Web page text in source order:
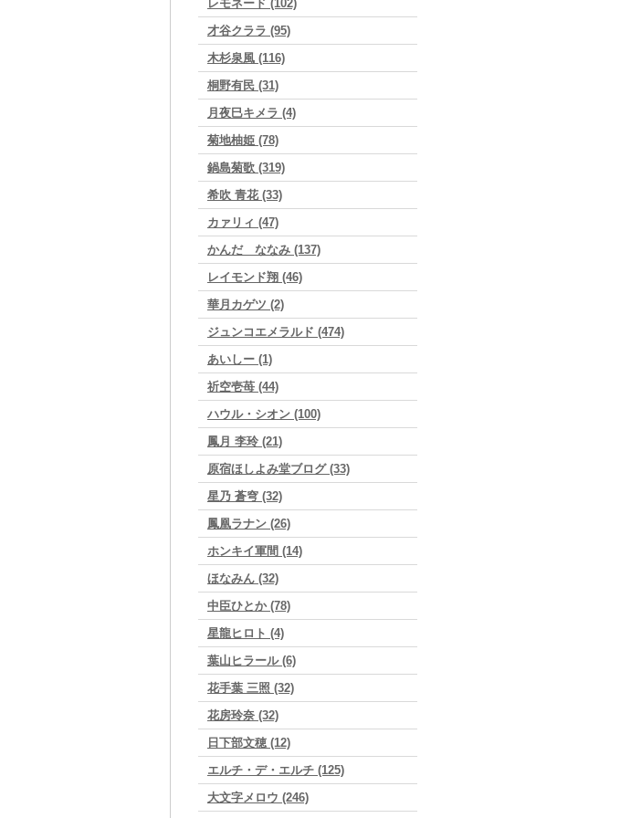
レモネード (102)
才谷クララ (95)
木杉泉風 (116)
桐野有民 (31)
月夜巳キメラ (4)
菊地柚姫 (78)
鍋島菊歌 (319)
希吹 青花 (33)
カァリィ (47)
かんだ ななみ (137)
レイモンド翔 (46)
華月カゲツ (2)
ジュンコエメラルド (474)
あいしー (1)
祈空壱苺 (44)
ハウル・シオン (100)
鳳月 李玲 (21)
原宿ほしよみ堂ブログ (33)
星乃 蒼穹 (32)
鳳凰ラナン (26)
ホンキイ軍間 (14)
ほなみん (32)
中臣ひとか (78)
星龍ヒロト (4)
葉山ヒラール (6)
花手葉 三照 (32)
花房玲奈 (32)
日下部文穂 (12)
エルチ・デ・エルチ (125)
大文字メロウ (246)